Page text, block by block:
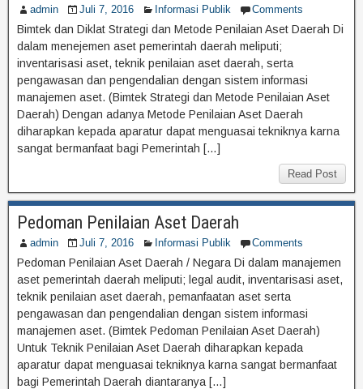
admin Juli 7, 2016 Informasi Publik Comments
Bimtek dan Diklat Strategi dan Metode Penilaian Aset Daerah Di
dalam menejemen aset pemerintah daerah meliputi;
inventarisasi aset, teknik penilaian aset daerah, serta
pengawasan dan pengendalian dengan sistem informasi
manajemen aset. (Bimtek Strategi dan Metode Penilaian Aset
Daerah) Dengan adanya Metode Penilaian Aset Daerah
diharapkan kepada aparatur dapat menguasai tekniknya karna
sangat bermanfaat bagi Pemerintah […]
Read Post
Pedoman Penilaian Aset Daerah
admin Juli 7, 2016 Informasi Publik Comments
Pedoman Penilaian Aset Daerah / Negara Di dalam manajemen
aset pemerintah daerah meliputi; legal audit, inventarisasi aset,
teknik penilaian aset daerah, pemanfaatan aset serta
pengawasan dan pengendalian dengan sistem informasi
manajemen aset. (Bimtek Pedoman Penilaian Aset Daerah)
Untuk Teknik Penilaian Aset Daerah diharapkan kepada
aparatur dapat menguasai tekniknya karna sangat bermanfaat
bagi Pemerintah Daerah diantaranya […]